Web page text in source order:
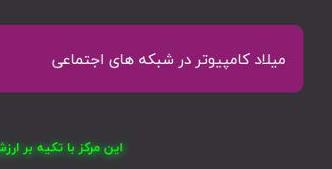
میلاد کامپیوتر در شبکه های اجتماعی
این مرکز با تکیه بر